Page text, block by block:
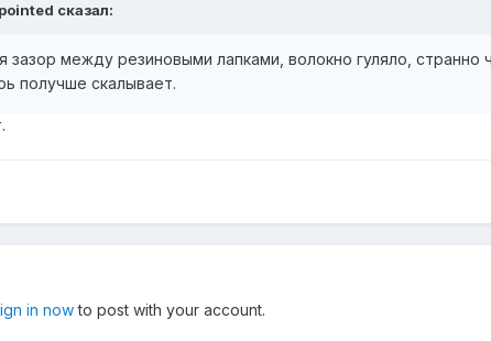
сказал:
зазор между резиновыми лапками, волокно гуляло,
получше скалывает.
in nowto post with your account.